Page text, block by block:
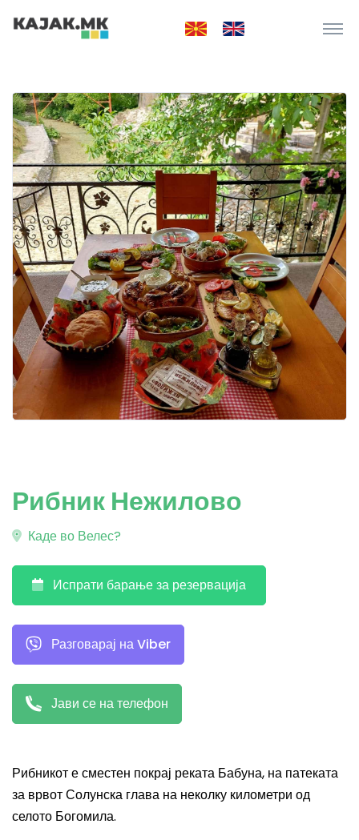
Рибник Нежилово
Каде во Велес?
Испрати барање за резервација
Разговарај на Viber
Јави се на телефон
Рибникот е сместен покрај реката Бабуна, на патеката
за врвот Солунска глава на неколку километри од
селото Богомила.